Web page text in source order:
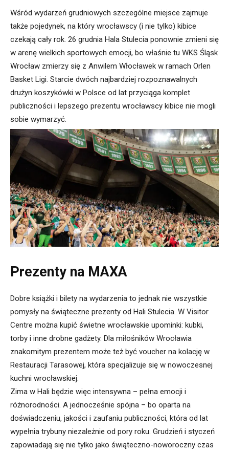
Wśród wydarzeń grudniowych szczególne miejsce zajmuje
także pojedynek, na który wrocławscy (i nie tylko) kibice
czekają cały rok. 26 grudnia Hala Stulecia ponownie zmieni się
w arenę wielkich sportowych emocji, bo właśnie tu WKS Śląsk
Wrocław zmierzy się z Anwilem Włocławek w ramach Orlen
Basket Ligi. Starcie dwóch najbardziej rozpoznawalnych
drużyn koszykówki w Polsce od lat przyciąga komplet
publiczności i lepszego prezentu wrocławscy kibice nie mogli
sobie wymarzyć.
Prezenty na MAXA
Dobre książki i bilety na wydarzenia to jednak nie wszystkie
pomysły na świąteczne prezenty od Hali Stulecia. W Visitor
Centre można kupić świetne wrocławskie upominki: kubki,
torby i inne drobne gadżety. Dla miłośników Wrocławia
znakomitym prezentem może też być voucher na kolację w
Restauracji Tarasowej, która specjalizuje się w nowoczesnej
kuchni wrocławskiej.
Zima w Hali będzie więc intensywna – pełna emocji i
różnorodności. A jednocześnie spójna – bo oparta na
doświadczeniu, jakości i zaufaniu publiczności, która od lat
wypełnia trybuny niezależnie od pory roku. Grudzień i styczeń
zapowiadają się nie tylko jako świąteczno-noworoczny czas